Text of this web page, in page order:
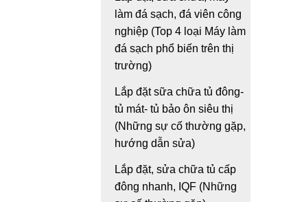
làm đá sạch, đá viên công
nghiệp (Top 4 loại Máy làm
đá sạch phổ biến trên thị
trường)
Lắp đặt sữa chữa tủ đông-
tủ mát- tủ bảo ôn siêu thị
(Những sự cố thường gặp,
hướng dẫn sửa)
Lắp đặt, sửa chữa tủ cấp
đông nhanh, IQF (Những